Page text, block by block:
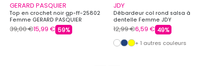
GERARD PASQUIER
Top en crochet noir gp-ff-25802
Femme GERARD PASQUIER
39,00 €15,99 € 59%
JDY
Débardeur col rond salsa à
dentelle Femme JDY
12,99 €6,59 € 49%
+ 1 autres couleurs